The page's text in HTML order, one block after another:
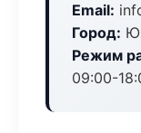
Email:
Город:
Режим
09:00-